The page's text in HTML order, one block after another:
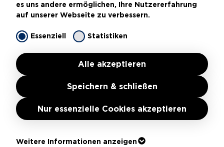
es uns andere ermöglichen, Ihre Nutzererfahrung
auf unserer Webseite zu verbessern.
Essenziell Statistiken
Alle akzeptieren
Speichern & schließen
Nur essenzielle Cookies akzeptieren
Weitere Informationen anzeigen